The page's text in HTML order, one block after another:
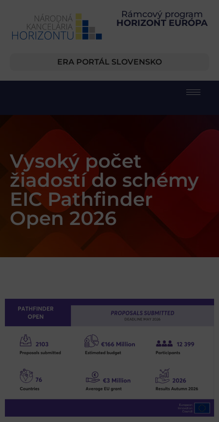
Rámcový program
HORIZONT EURÓPA
ERA PORTÁL SLOVENSKO
Vysoký počet
žiadostí do schémy
EIC Pathfinder
Open 2026